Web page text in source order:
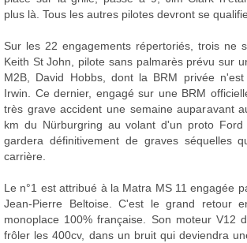
plus là. Tous les autres pilotes devront se
Sur les 22 engagements répertoriés, trois ne
Keith St John, pilote sans palmarès prévu sur
M2B, David Hobbs, dont la BRM privée
Irwin. Ce dernier, engagé sur une BRM
très grave accident une semaine auparavant
km du Nürburgring au volant d'un proto
gardera définitivement de graves séquelles
carrière.
Le n°1 est attribué à la Matra MS 11 engagée
Jean-Pierre Beltoise. C'est le grand retour
monoplace 100% française. Son moteur V12
frôler les 400cv, dans un bruit qui deviendra